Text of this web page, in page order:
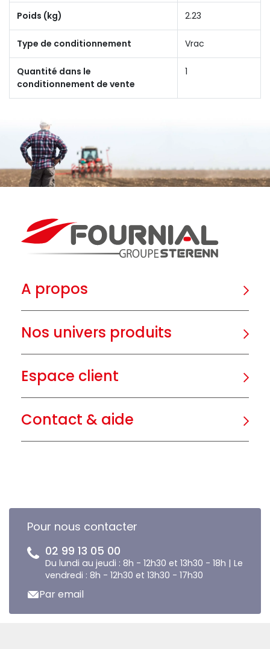
Poids (kg) 2.23
Type de conditionnement Vrac
Quantité dans le
conditionnement de vente
1
A propos
Nos univers produits
Espace client
Contact & aide
Pour nous contacter
02 99 13 05 00
Du lundi au jeudi : 8h - 12h30 et 13h30 - 18h | Le
vendredi : 8h - 12h30 et 13h30 - 17h30
Par email